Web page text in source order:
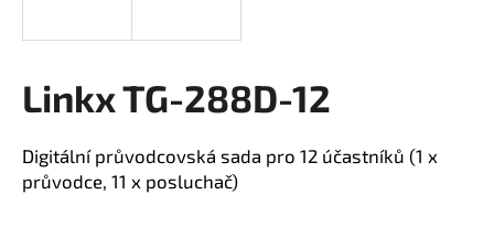
Linkx TG-288D-12
Digitální průvodcovská sada pro 12 účastníků (1 x
průvodce, 11 x posluchač)
í
t
?